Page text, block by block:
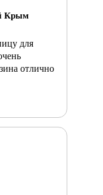
Крым
для
отлично